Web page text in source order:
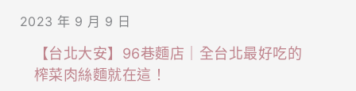
2023 年 9 月 9 日
【台北大安】96巷麵店｜全台北最好吃的
榨菜肉絲麵就在這！